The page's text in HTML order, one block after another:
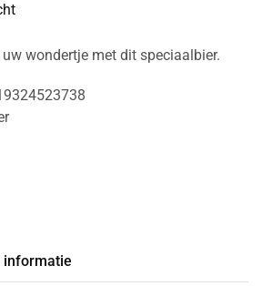
wondertje met dit speciaalbier.
informatie